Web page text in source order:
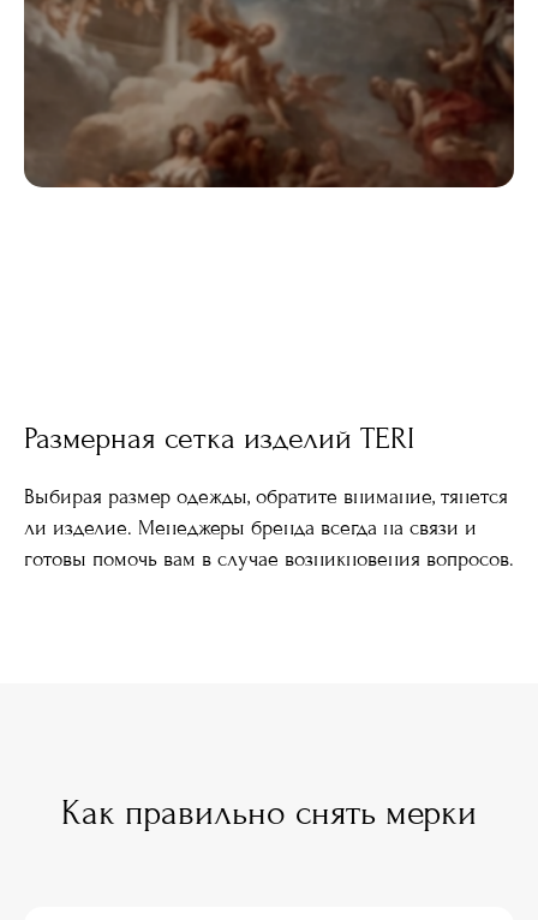
Размерная сетка изделий TERI
Выбирая размер одежды, обратите внимание, тянется
ли изделие. Менеджеры бренда всегда на связи и
готовы помочь вам в случае возникновения вопросов.
Как правильно снять мерки